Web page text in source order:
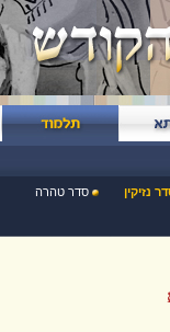
נזיקין סדר טהרה